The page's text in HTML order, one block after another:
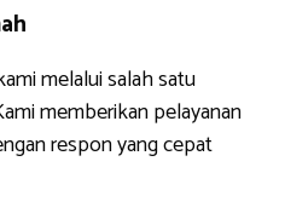
melalui salah satu
memberikan pelayanan
respon yang cepat